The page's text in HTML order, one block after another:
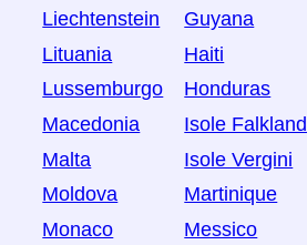
Liechtenstein
Lituania
Lussemburgo
Macedonia
Malta
Moldova
Monaco
Guyana
Haiti
Honduras
Isole Falkland
Isole Vergini
Martinique
Messico